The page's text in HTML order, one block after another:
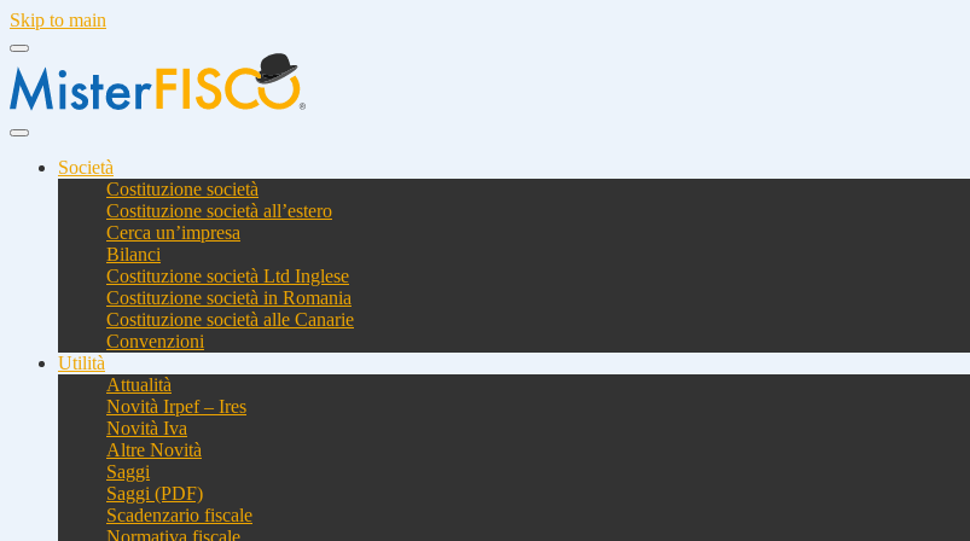
Skip to main
Società
Costituzione società
Costituzione società all’estero
Cerca un’impresa
Bilanci
Costituzione società Ltd Inglese
Costituzione società in Romania
Costituzione società alle Canarie
Convenzioni
Utilità
Attualità
Novità Irpef – Ires
Novità Iva
Altre Novità
Saggi
Saggi (PDF)
Scadenzario fiscale
Normativa fiscale